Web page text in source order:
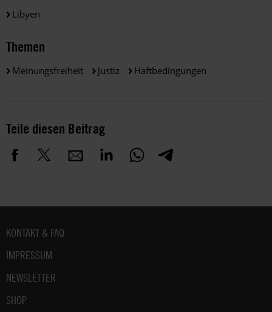
Libyen
Themen
Meinungsfreiheit Justiz Haftbedingungen
Teile diesen Beitrag
Fußbereich
KONTAKT & FAQ
IMPRESSUM
NEWSLETTER
SHOP